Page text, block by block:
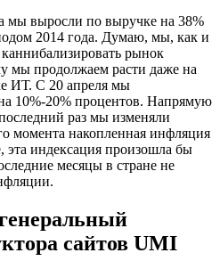
мы выросли по выручке на 38%
2014 года. Думаю, мы, как и
рынок
мы продолжаем расти даже на
ИТ. С 20 апреля мы
10%-20% процентов. Напрямую
раз мы изменяли
момента накопленная инфляция
эта индексация произошла бы
месяцы в стране не
сайтов UMI